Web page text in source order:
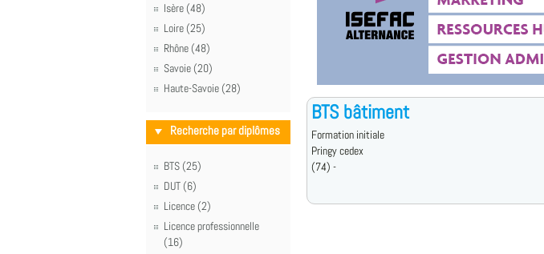
Isère (48)
Loire (25)
Rhône (48)
Savoie (20)
Haute-Savoie (28)
Recherche par diplômes
BTS (25)
DUT (6)
Licence (2)
Licence professionnelle
(16)
BTS bâtiment
Formation initiale
Pringy cedex
(74) -